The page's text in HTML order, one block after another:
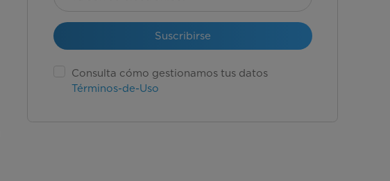
Suscribirse
Consulta cómo gestionamos tus datos
Términos-de-Uso